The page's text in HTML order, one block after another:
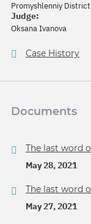
Promyshlenniy
Judge:
Oksana Ivanova
Case History
Documents
The last word
May 28, 2021
The last word
May 27, 2021